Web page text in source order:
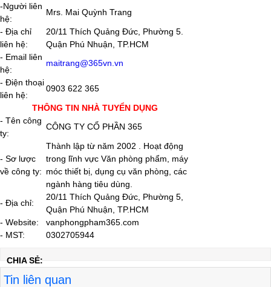
-Người liên
hệ:
Mrs. Mai Quỳnh Trang
- Địa chỉ
liên hệ:
20/11 Thích Quảng Đức, Phường 5.
Quận Phú Nhuận, TP.HCM
- Email liên
hệ:
maitrang@365vn.vn
- Điện thoại
liên hệ:
0903 622 365
THÔNG TIN NHÀ TUYỂN DỤNG
- Tên công
ty:
CÔNG TY CỔ PHẦN 365
- Sơ lược
về công ty:
Thành lập từ năm 2002 . Hoạt động
trong lĩnh vực Văn phòng phẩm, máy
móc thiết bị, dụng cụ văn phòng, các
ngành hàng tiêu dùng.
- Địa chỉ:
20/11 Thích Quảng Đức, Phường 5,
Quận Phú Nhuận, TP.HCM
- Website:
- MST:
vanphongpham365.com
0302705944
CHIA SẺ:
Tin liên quan